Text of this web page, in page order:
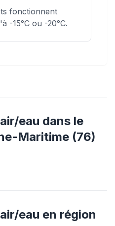
fonctionnent
-15°C ou -20°C.
eau dans le
Maritime (76)
eau en région